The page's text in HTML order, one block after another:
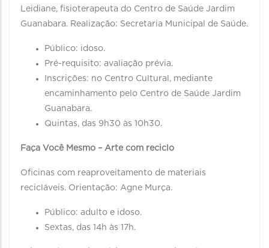
Leidiane, fisioterapeuta do Centro de Saúde Jardim
Guanabara. Realização: Secretaria Municipal de Saúde.
Público: idoso.
Pré-requisito: avaliação prévia.
Inscrições: no Centro Cultural, mediante
encaminhamento pelo Centro de Saúde Jardim
Guanabara.
Quintas, das 9h30 às 10h30.
Faça Você Mesmo – Arte com reciclo
Oficinas com reaproveitamento de materiais
recicláveis. Orientação: Agne Murça.
Público: adulto e idoso.
Sextas, das 14h às 17h.